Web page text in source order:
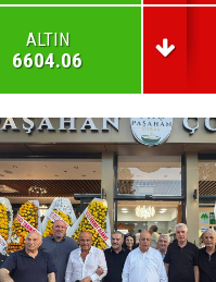
ALTIN
6604.06